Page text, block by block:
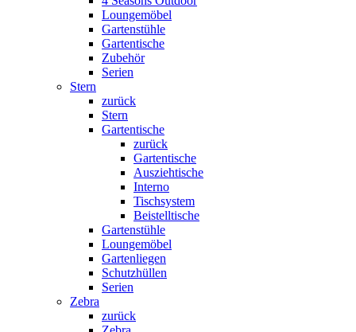
Loungemöbel
Gartenstühle
Gartentische
Zubehör
Serien
Stern
zurück
Stern
Gartentische
zurück
Gartentische
Ausziehtische
Interno
Tischsystem
Beistelltische
Gartenstühle
Loungemöbel
Gartenliegen
Schutzhüllen
Serien
Zebra
zurück